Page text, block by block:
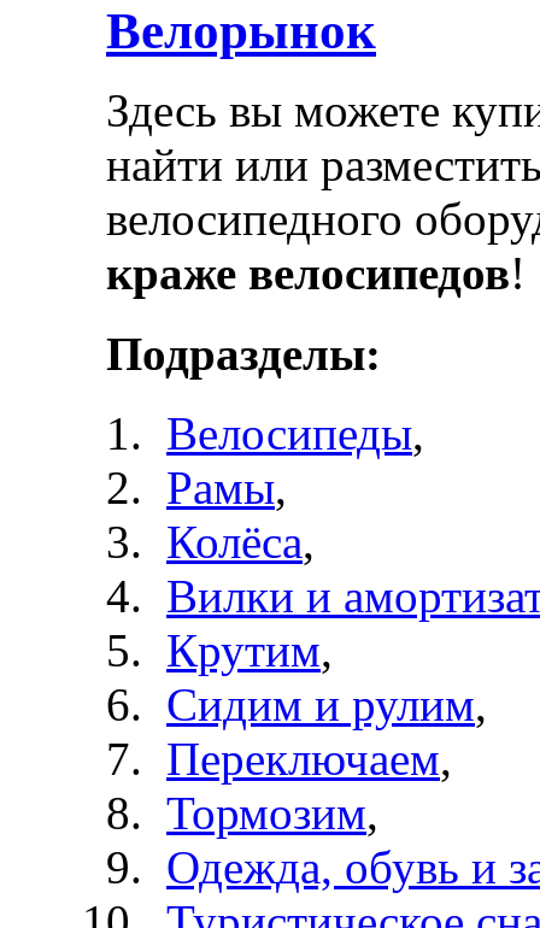
Велорынок
Здесь вы можете
найти или
велосипедного
краже велосипедов!
Подразделы:
Велосипеды,
Рамы,
Колёса,
Вилки и
Крутим,
Сидим и рулим,
Переключаем,
Тормозим,
Одежда, обувь и